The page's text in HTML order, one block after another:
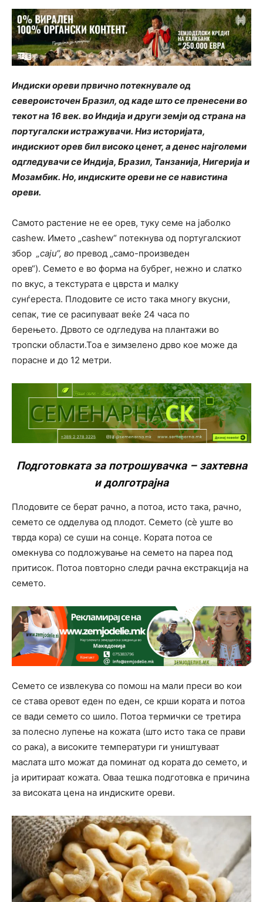
Индиски ореви првично потекнувале од
североисточен Бразил, од каде што се пренесени во
текот на 16 век. во Индија и други земји од страна на
португалски истражувачи. Низ историјата,
индискиот орев бил високо ценет, а денес најголеми
одгледувачи се Индија, Бразил, Танзанија, Нигерија и
Мозамбик. Но, индиските ореви не се навистина
ореви.
Самото растение не ее орев, туку семе на јаболко
cashew. Името „cashew“ потекнува од португалскиот
збор „caju“, во превод „само-произведен
орев“). Семето е во форма на бубрег, нежно и слатко
по вкус, а текстурата е цврста и малку
сунѓереста. Плодовите се исто така многу вкусни,
сепак, тие се расипуваат веќе 24 часа по
берењето. Дрвото се одгледува на плантажи во
тропски области.Тоа е зимзелено дрво кое може да
порасне и до 12 метри.
Подготовката за потрошувачка – захтевна
и долготрајна
Плодовите се берат рачно, а потоа, исто така, рачно,
семето се одделува од плодот. Семето (сè уште во
тврда кора) се суши на сонце. Кората потоа се
омекнува со подложување на семето на пареа под
притисок. Потоа повторно следи рачна екстракција на
семето.
Семето се извлекува со помош на мали преси во кои
се става оревот еден по еден, се крши кората и потоа
се вади семето со шило. Потоа термички се третира
за полесно лупење на кожата (што исто така се прави
со рака), а високите температури ги уништуваат
маслата што можат да поминат од кората до семето, и
ја иритираат кожата. Оваа тешка подготовка е причина
за високата цена на индиските ореви.